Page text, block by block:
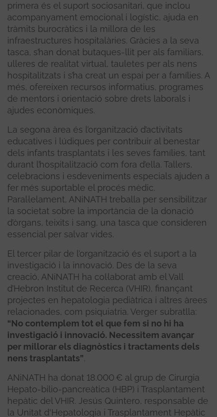
primera és el suport sociosanitari, que inclou
acompanyament emocional i logístic, ajuda en
tràmits burocràtics i la millora de les
infraestructures hospitalàries. Gràcies a la seva
tasca, s’han donat butaques-llit per als familiars,
ulleres de realitat virtual, tauletes per als nens
hospitalitzats i s’ha creat un espai per a famílies. A
més, ofereixen recursos informatius, programes
de mentors i orientació sobre drets laborals i
ajudes econòmiques.
La segona àrea és l’organització d’activitats
educatives i lúdiques per contribuir al benestar
dels infants trasplantats i les seves famílies, tant
durant l’hospitalització com fora d’ella. Tallers,
celebracions i esdeveniments especials ajuden a
fer més suportable el procés mèdic.
Paral·lelament, ANiNATH treballa per sensibilitzar
la societat sobre la importància de la donació
d’òrgans, teixits i sang, una tasca que consideren
essencial per salvar vides.
El tercer pilar de l’organització és el suport a la
investigació i la innovació. Des de la seva
creació, ANiNATH ha col·laborat amb el Vall
d’Hebron Institut de Recerca (VHIR), finançant
projectes en hepatologia pediàtrica i altres àrees
relacionades, com psiquiatria. Verger subratlla:
“No contemplem tot el que fem si no hi ha
investigació i innovació. Necessitem avançar
per millorar els diagnòstics i tractaments dels
nens trasplantats”.
ANiNATH ha donat 18.000 € al grup de Cirurgia
Hepato-bilio-pancreàtica (HBP) i Trasplantament
hepàtic del VHIR. Jesús Quintero, responsable de
la Unitat d'Hepatologia i Trasplantament Hepàtic